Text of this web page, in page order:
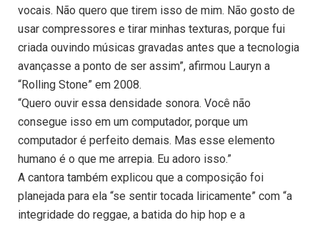
vocais. Não quero que tirem isso de mim. Não gosto de
usar compressores e tirar minhas texturas, porque fui
criada ouvindo músicas gravadas antes que a tecnologia
avançasse a ponto de ser assim”, afirmou Lauryn a
“Rolling Stone” em 2008.
“Quero ouvir essa densidade sonora. Você não
consegue isso em um computador, porque um
computador é perfeito demais. Mas esse elemento
humano é o que me arrepia. Eu adoro isso.”
A cantora também explicou que a composição foi
planejada para ela “se sentir tocada liricamente” com “a
integridade do reggae, a batida do hip hop e a